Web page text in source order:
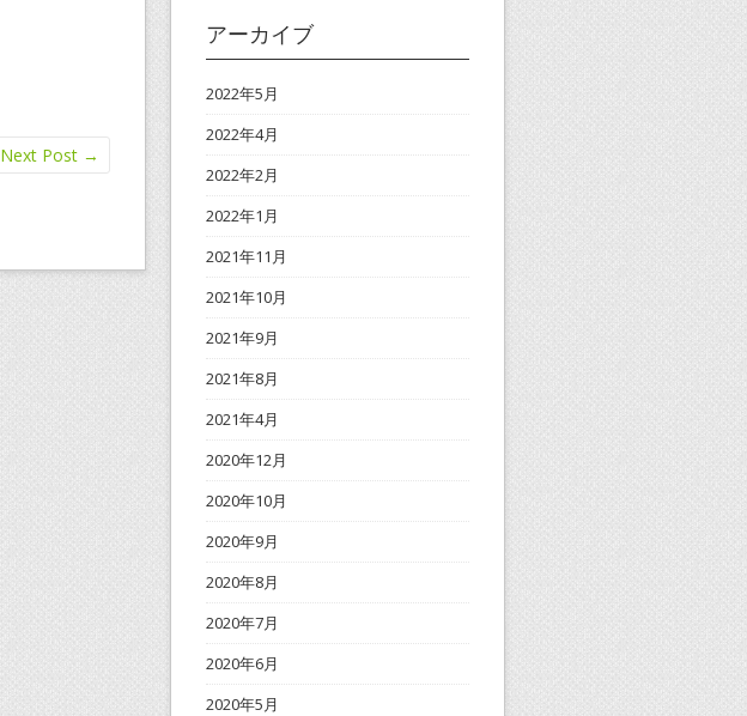
Next Post →
アーカイブ
2022年5月
2022年4月
2022年2月
2022年1月
2021年11月
2021年10月
2021年9月
2021年8月
2021年4月
2020年12月
2020年10月
2020年9月
2020年8月
2020年7月
2020年6月
2020年5月